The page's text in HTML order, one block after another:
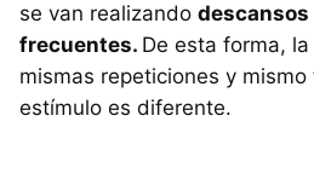
se van realizando descansos
frecuentes. De esta forma,
mismas repeticiones y
estímulo es diferente.